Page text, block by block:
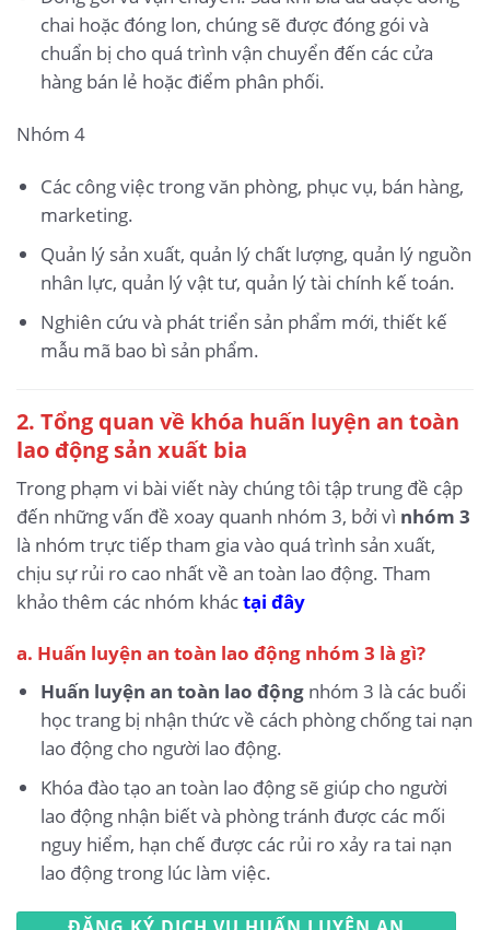
chai hoặc đóng lon, chúng sẽ được đóng gói và
chuẩn bị cho quá trình vận chuyển đến các cửa
hàng bán lẻ hoặc điểm phân phối.
Nhóm 4
Các công việc trong văn phòng, phục vụ, bán hàng,
marketing.
Quản lý sản xuất, quản lý chất lượng, quản lý nguồn
nhân lực, quản lý vật tư, quản lý tài chính kế toán.
Nghiên cứu và phát triển sản phẩm mới, thiết kế
mẫu mã bao bì sản phẩm.
2. Tổng quan về khóa huấn luyện an toàn
lao động sản xuất bia
Trong phạm vi bài viết này chúng tôi tập trung đề cập
đến những vấn đề xoay quanh nhóm 3, bởi vì nhóm 3
là nhóm trực tiếp tham gia vào quá trình sản xuất,
chịu sự rủi ro cao nhất về an toàn lao động. Tham
khảo thêm các nhóm kháctại đây
a. Huấn luyện an toàn lao động nhóm 3 là gì?
Huấn luyện an toàn lao độngnhóm 3 là các buổi
học trang bị nhận thức về cách phòng chống tai nạn
lao động cho người lao động.
Khóa đào tạo an toàn lao động sẽ giúp cho người
lao động nhận biết và phòng tránh được các mối
nguy hiểm, hạn chế được các rủi ro xảy ra tai nạn
lao động trong lúc làm việc.